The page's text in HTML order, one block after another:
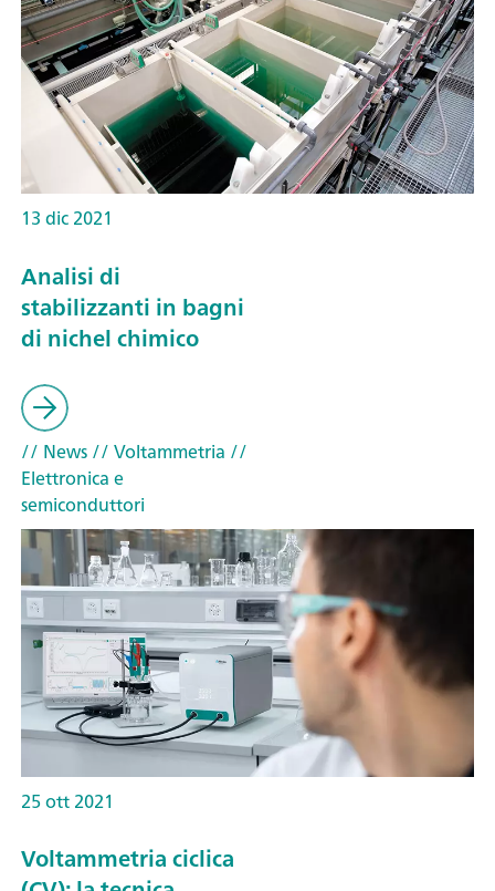
13 dic 2021
Analisi di
stabilizzanti in bagni
di nichel chimico
// News// Voltammetria //
Elettronica e
semiconduttori
25 ott 2021
Voltammetria ciclica